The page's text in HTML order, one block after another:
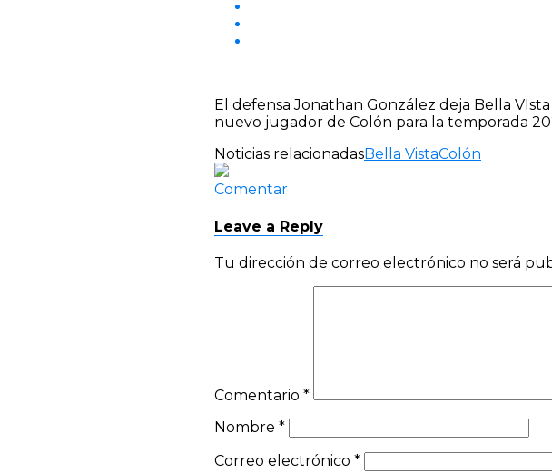
El defensa Jonathan González deja Bella
nuevo jugador de Colón para la temporada
Noticias relacionadasBella VistaColón
Comentar
Leave a Reply
Tu dirección de correo electrónico no será
Comentario *
Nombre *
Correo electrónico *